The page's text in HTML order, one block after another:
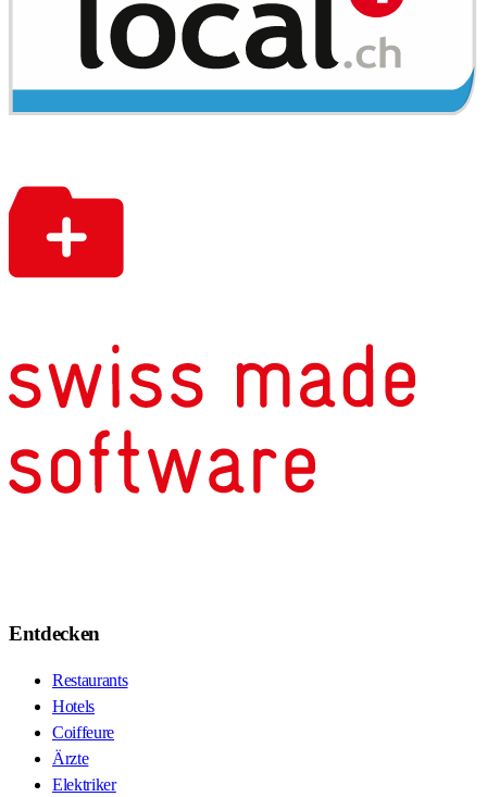
Entdecken
Restaurants
Hotels
Coiffeure
Ärzte
Elektriker